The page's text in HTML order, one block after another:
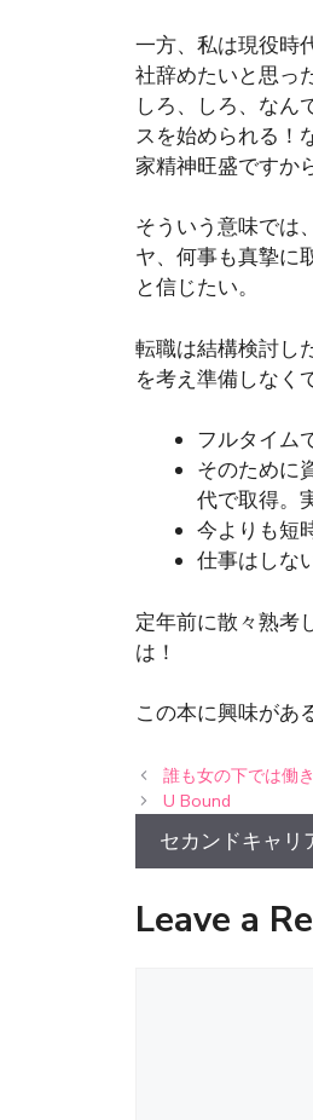
一方、私は現役時
社辞めたいと思っ
しろ、しろ、なん
スを始められる！
家精神旺盛ですか
そういう意味では
ヤ、何事も真摯に
と信じたい。
転職は結構検討し
を考え準備しなく
フルタイム
そのために
代で取得。
今よりも短
仕事はしな
定年前に散々熟考
は！
この本に興味があ
誰も女の下では働
U Bound
セカンドキャリ
Leave a